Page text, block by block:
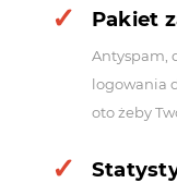
Pakiet
Antyspam,
logowania
oto żeby